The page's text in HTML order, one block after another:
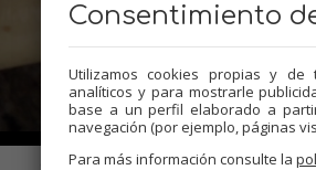
Cono con la mezcla
Consentimiento
Utilizamos cookies propias y de
analíticos y para mostrarle
base a un perfil elaborado a
navegación (por ejemplo, páginas
Para más información consulte la